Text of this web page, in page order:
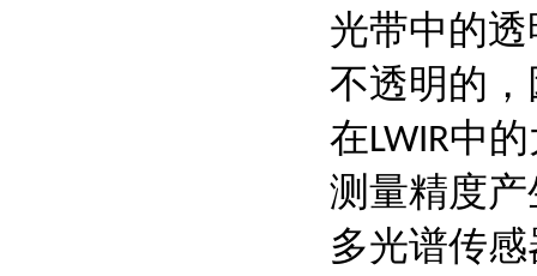
光带中的透
不透明的
在LWIR中的
测量精度
多光谱传